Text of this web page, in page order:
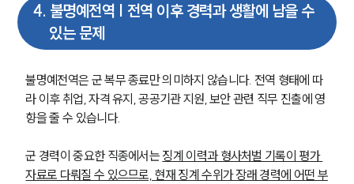
4. 불명예전역 | 전역 이후 경력과 생활에 남을 수
있는 문제
불명예전역은 군 복무 종료만 의미하지 않습니다. 전역 형태에 따
라 이후 취업, 자격 유지, 공공기관 지원, 보안 관련 직무 진출에 영
향을 줄 수 있습니다.
군 경력이 중요한 직종에서는 징계 이력과 형사처벌 기록이 평가
자료로 다뤄질 수 있으므로, 현재 징계 수위가 장래 경력에 어떤 부